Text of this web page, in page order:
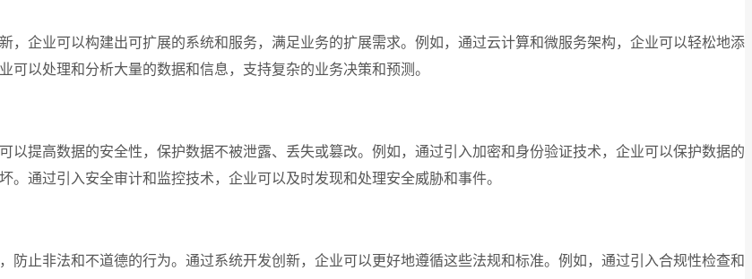
，企业可以构建出可扩展的系统和服务，满足业务的扩展需求。例如，通过云计算和微服务架构，企业可以轻松地添
以处理和分析大量的数据和信息，支持复杂的业务决策和预测。
提高数据的安全性，保护数据不被泄露、丢失或篡改。例如，通过引入加密和身份验证技术，企业可以保护数据的
通过引入安全审计和监控技术，企业可以及时发现和处理安全威胁和事件。
止非法和不道德的行为。通过系统开发创新，企业可以更好地遵循这些法规和标准。例如，通过引入合规性检查和